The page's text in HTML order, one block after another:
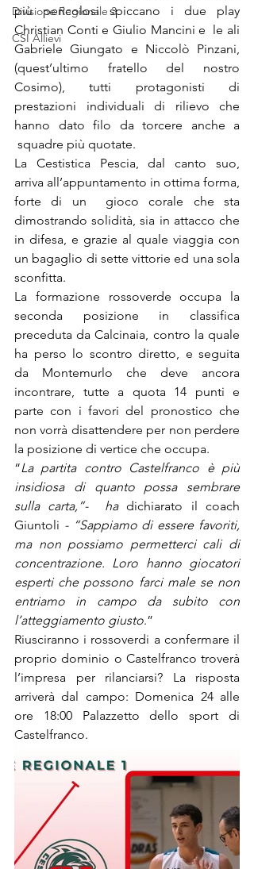
Divisione Regionale 3
CSI Allievi
più pericolosi spiccano i due play
Christian Conti e Giulio Mancini e  le ali
Gabriele Giungato e Niccolò Pinzani,
(quest’ultimo fratello del nostro
Cosimo), tutti protagonisti di
prestazioni individuali di rilievo che
hanno dato filo da torcere anche a
squadre più quotate.
La Cestistica Pescia, dal canto suo,
arriva all’appuntamento in ottima forma,
forte di un  gioco corale che sta
dimostrando solidità, sia in attacco che
in difesa, e grazie al quale viaggia con
un bagaglio di sette vittorie ed una sola
sconfitta.
La formazione rossoverde occupa la
seconda posizione in classifica
preceduta da Calcinaia, contro la quale
ha perso lo scontro diretto, e seguita
da Montemurlo che deve ancora
incontrare, tutte a quota 14 punti e
parte con i favori del pronostico che
non vorrà disattendere per non perdere
la posizione di vertice che occupa.
“La partita contro Castelfranco è più
insidiosa di quanto possa sembrare
sulla carta,”-  ha dichiarato il coach
Giuntoli - “Sappiamo di essere favoriti,
ma non possiamo permetterci cali di
concentrazione. Loro hanno giocatori
esperti che possono farci male se non
entriamo in campo da subito con
l’atteggiamento giusto.”
Riusciranno i rossoverdi a confermare il
proprio dominio o Castelfranco troverà
l’impresa per rilanciarsi? La risposta
arriverà dal campo: Domenica 24 alle
ore 18:00 Palazzetto dello sport di
Castelfranco.